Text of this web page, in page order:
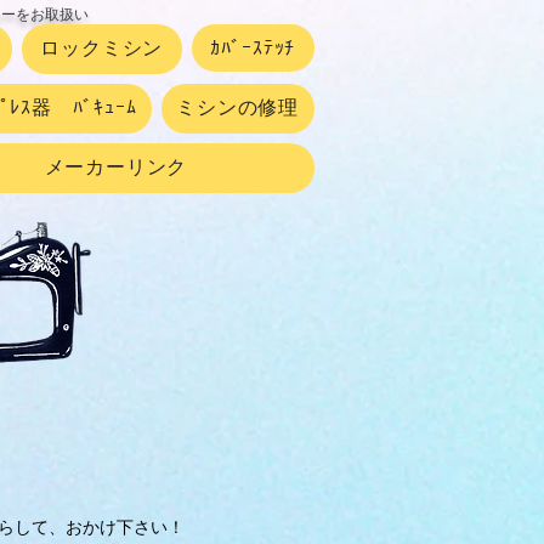
ロックミシン ｶﾊﾞｰｽﾃｯﾁ
ﾚｽ器 ﾊﾞｷｭｰﾑ ミシンの修理
メーカーリンク
をお取扱い
して、おかけ下さい！